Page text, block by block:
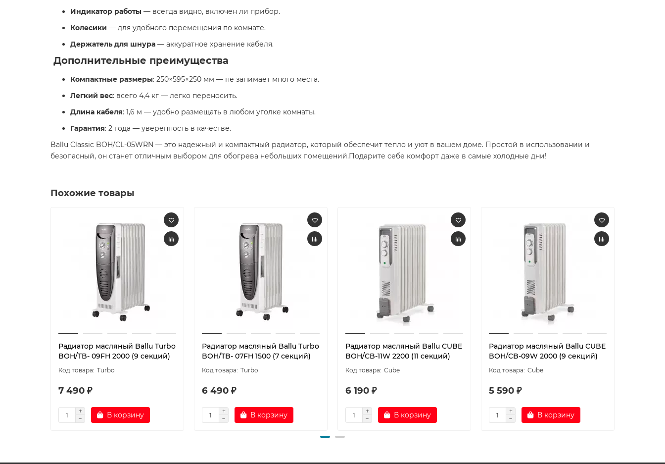
Индикатор работы — всегда видно, включен ли прибор.
Колесики — для удобного перемещения по комнате.
Держатель для шнура — аккуратное хранение кабеля.​
Дополнительные преимущества
Компактные размеры: 250×595×250 мм — не занимает много места.
Легкий вес: всего 4,4 кг — легко переносить.
Длина кабеля: 1,6 м — удобно размещать в любом уголке комнаты.
Гарантия: 2 года — уверенность в качестве.​
Ballu Classic BOH/CL-05WRN — это надежный и компактный радиатор, который обеспечит тепло и уют в вашем доме. Простой в использовании и
безопасный, он станет отличным выбором для обогрева небольших помещений.Подарите себе комфорт даже в самые холодные дни!
Похожие товары
Радиатор масляный Ballu Turbo
BOH/TB- 09FH 2000 (9 секций)
Turbo
7 490 ₽
В корзину
Радиатор масляный Ballu Turbo
BOH/TB- 07FH 1500 (7 секций)
Turbo
6 490 ₽
В корзину
Радиатор масляный Ballu CUBE
BOH/CB-11W 2200 (11 секций)
Cube
6 190 ₽
В корзину
Радиатор масляный Ballu CUBE
BOH/CB-09W 2000 (9 секций)
Cube
5 590 ₽
В корзину